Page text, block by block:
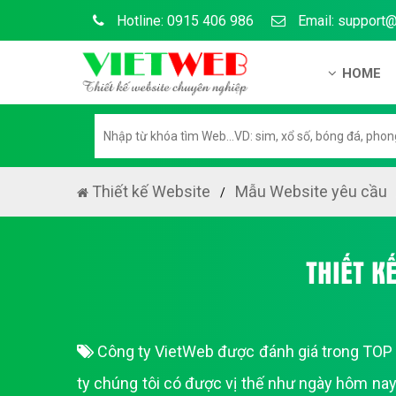
Hotline: 0915 406 986 Email:
HOME
Hướng
Tuyển
Chính
Chính
Chính
Thiết kế Website Mẫu Website yêu cầu
THIẾT
Công ty VietWeb được đánh giá trong
ty chúng tôi có được vị thế như ngày hôm